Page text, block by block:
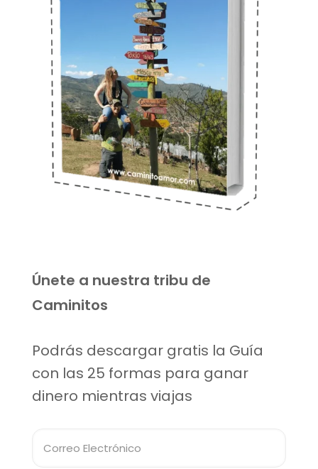
Únete a nuestra tribu de
Caminitos
Podrás descargar gratis la Guía
con las 25 formas para ganar
dinero mientras viajas